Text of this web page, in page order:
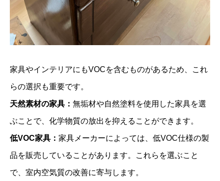
家具やインテリアにもVOCを含むものがあるため、これ
らの選択も重要です。
天然素材の家具： 無垢材や自然塗料を使用した家具を選
ぶことで、化学物質の放出を抑えることができます。
低VOC家具： 家具メーカーによっては、低VOC仕様の製
品を販売していることがあります。これらを選ぶこと
で、室内空気質の改善に寄与します。